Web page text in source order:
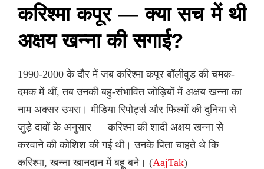
करिश्मा कपूर — क्या सच में थी
अक्षय खन्ना की सगाई?
1990-2000 के दौर में जब करिश्मा कपूर बॉलीवुड की चमक-
दमक में थीं, तब उनकी बहु-संभावित जोड़ियों में अक्षय खन्ना का
नाम अक्सर उभरा। मीडिया रिपोर्ट्स और फिल्मों की दुनिया से
जुड़े दावों के अनुसार — करिश्मा की शादी अक्षय खन्ना से
करवाने की कोशिश की गई थी। उनके पिता चाहते थे कि
करिश्मा, खन्ना खानदान में बहू बने। (AajTak)